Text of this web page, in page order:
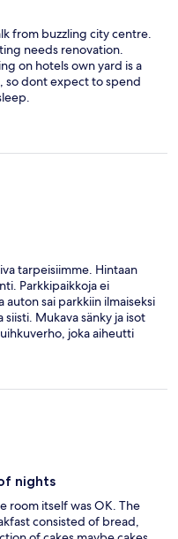
from buzzling city centre.
needs renovation.
on hotels own yard is a
so dont expect to spend
tarpeisiimme. Hintaan
Parkkipaikkoja ei
sai parkkiin ilmaiseksi
Mukava sänky ja isot
joka aiheutti
Tuunasimme sitä itse
Myös ikkunoiden verhot
Lähistöllä hyvä
illalla.
nights
room itself was OK. The
consisted of bread,